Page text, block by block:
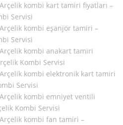
kombi kart tamiri fiyatları –
Servisi
kombi eşanjör tamiri –
Servisi
kombi anakart tamiri
Kombi Servisi
kombi elektronik kart tamiri
Servisi
kombi emniyet ventili
Kombi Servisi
kombi fan tamiri –